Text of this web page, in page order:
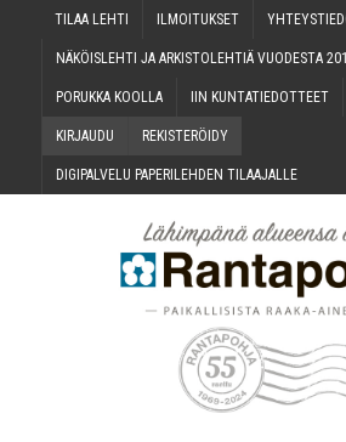
TILAA LEH­TI ILMOI­TUK­SET
NÄKÖIS­LEH­TI JA ARKIS­TO­LEH­TIÄ VUO­DES­TA
PORUK­KA KOOLLA IIN KUN­TA­TIE­DOT­TEET
KIR­JAU­DU REKIS­TE­RÖI­DY
DIGI­PAL­VE­LU PAPE­RI­LEH­DEN TILAAJALLE